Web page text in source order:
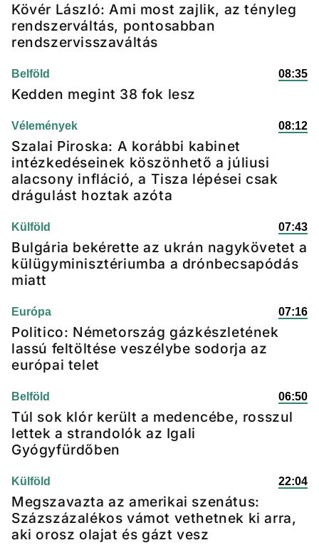
Kövér László: Ami most zajlik, az tényleg
rendszerváltás, pontosabban
rendszervisszaváltás
Belföld 08:35
Kedden megint 38 fok lesz
Vélemények 08:12
Szalai Piroska: A korábbi kabinet
intézkedéseinek köszönhető a júliusi
alacsony infláció, a Tisza lépései csak
drágulást hoztak azóta
Külföld 07:43
Bulgária bekérette az ukrán nagykövetet a
külügyminisztériumba a drónbecsapódás
miatt
Európa 07:16
Politico: Németország gázkészletének
lassú feltöltése veszélybe sodorja az
európai telet
Belföld 06:50
Túl sok klór került a medencébe, rosszul
lettek a strandolók az Igali
Gyógyfürdőben
Külföld 22:04
Megszavazta az amerikai szenátus:
Százszázalékos vámot vethetnek ki arra,
aki orosz olajat és gázt vesz